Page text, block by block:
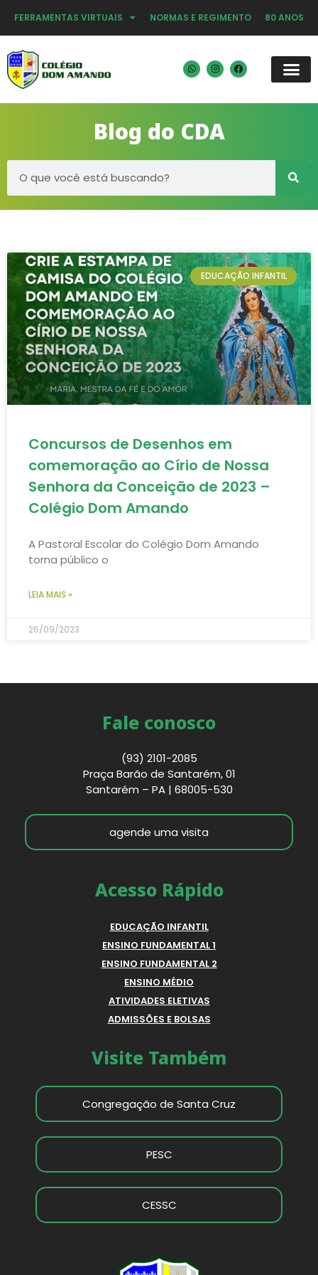
FERRAMENTAS VIRTUAIS NORMAS E REGIMENTO 80 ANOS
Blog do CDA
EDUCAÇÃO INFANTIL
Concursos de Desenhos em
comemoração ao Círio de Nossa
Senhora da Conceição de 2023 –
Colégio Dom Amando
A Pastoral Escolar do Colégio Dom Amando
torna público o
LEIA MAIS »
26/09/2023
Fale conosco
(93) 2101-2085
Praça Barão de Santarém, 01
Santarém – PA | 68005-530
agende uma visita
Acesso Rápido
EDUCAÇÃO INFANTIL
ENSINO FUNDAMENTAL 1
ENSINO FUNDAMENTAL 2
ENSINO MÉDIO
ATIVIDADES ELETIVAS
ADMISSÕES E BOLSAS
Visite Também
Congregação de Santa Cruz
PESC
CESSC